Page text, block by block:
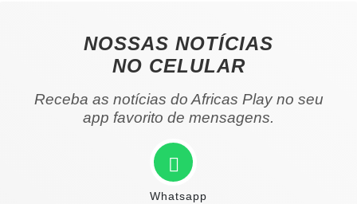
NOSSAS NOTÍCIAS
NO CELULAR
Receba as notícias do Africas Play no seu
app favorito de mensagens.
Whatsapp